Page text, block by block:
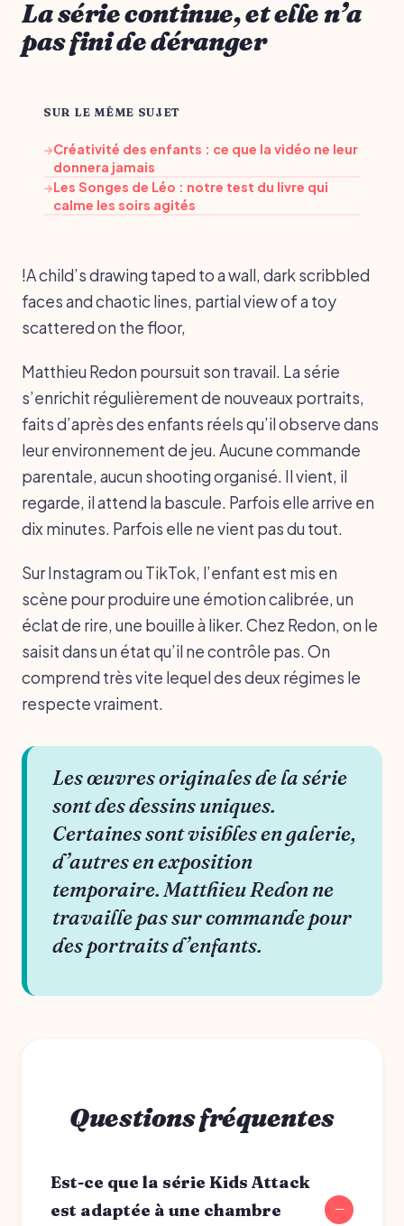
La série continue, et elle n’a
pas fini de déranger
SUR LE MÊME SUJET
→Créativité des enfants : ce que la vidéo ne leur
donnera jamais
→Les Songes de Léo : notre test du livre qui
calme les soirs agités
!A child’s drawing taped to a wall, dark scribbled
faces and chaotic lines, partial view of a toy
scattered on the floor,
Matthieu Redon poursuit son travail. La série
s’enrichit régulièrement de nouveaux portraits,
faits d’après des enfants réels qu’il observe dans
leur environnement de jeu. Aucune commande
parentale, aucun shooting organisé. Il vient, il
regarde, il attend la bascule. Parfois elle arrive en
dix minutes. Parfois elle ne vient pas du tout.
Sur Instagram ou TikTok, l’enfant est mis en
scène pour produire une émotion calibrée, un
éclat de rire, une bouille à liker. Chez Redon, on le
saisit dans un état qu’il ne contrôle pas. On
comprend très vite lequel des deux régimes le
respecte vraiment.
Les œuvres originales de la série
sont des dessins uniques.
Certaines sont visibles en galerie,
d’autres en exposition
temporaire. Matthieu Redon ne
travaille pas sur commande pour
des portraits d’enfants.
Questions fréquentes
Est-ce que la série Kids Attack
est adaptée à une chambre